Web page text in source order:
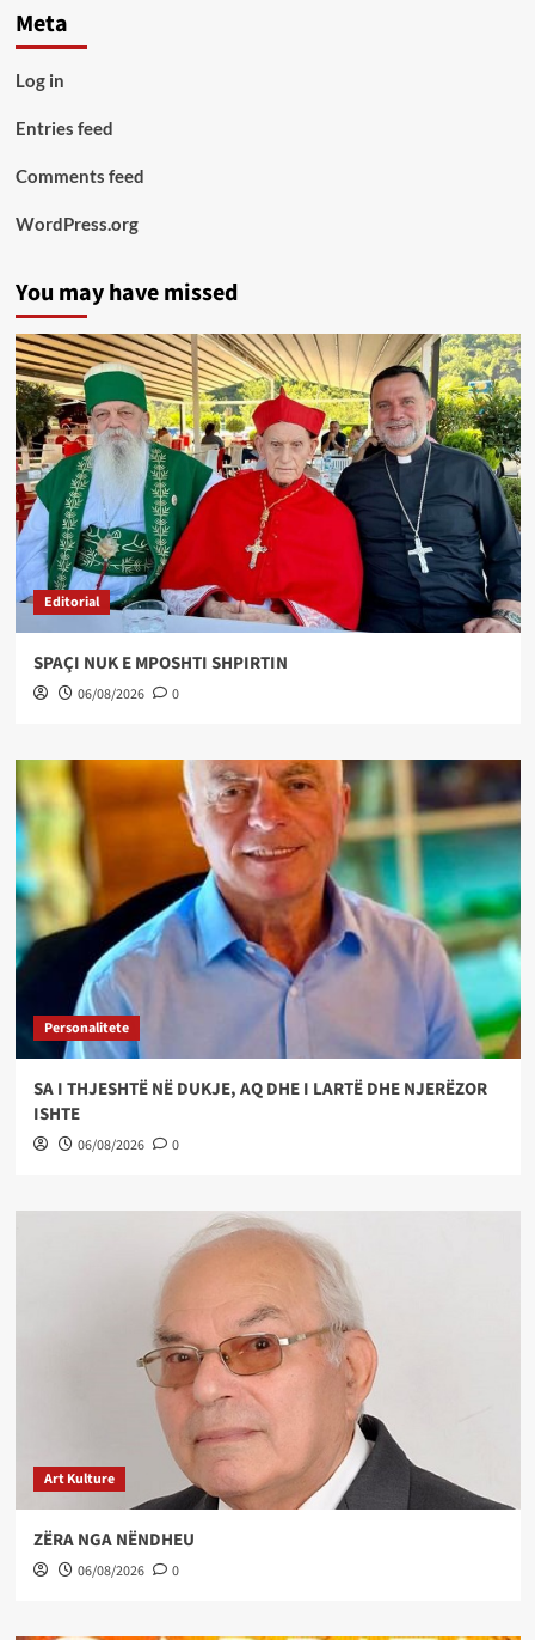
Meta
Log in
Entries feed
Comments feed
WordPress.org
You may have missed
Editorial
SPAÇI NUK E MPOSHTI SHPIRTIN
06/08/2026 0
Personalitete
SA I THJESHTË NË DUKJE, AQ DHE I LARTË DHE NJERËZOR
ISHTE
06/08/2026 0
Art Kulture
ZËRA NGA NËNDHEU
06/08/2026 0